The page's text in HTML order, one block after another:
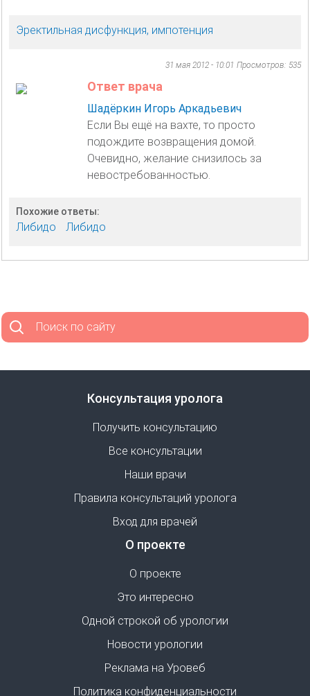
Эректильная дисфункция, импотенция
31 мая 2012 - 10:01 Просмотров: 535
Ответ врача
Шадёркин Игорь Аркадьевич
Если Вы ещё на вахте, то просто
подождите возвращения домой.
Очевидно, желание снизилось за
невостребованностью.
Похожие ответы:
Либидо Либидо
Поиск по сайту
Консультация уролога
Получить консультацию
Все консультации
Наши врачи
Правила консультаций уролога
Вход для врачей
О проекте
О проекте
Это интересно
Одной строкой об урологии
Новости урологии
Реклама на Уровеб
Политика конфиденциальности